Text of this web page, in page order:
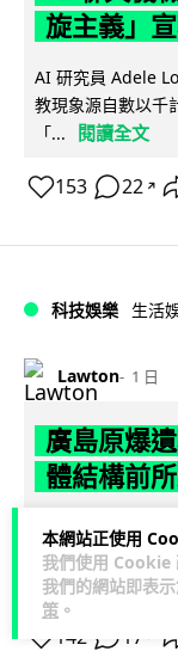
本網站正使用
我們使用 Cookie
我們的網站即表
策 。
旋主義」
AI 研究員 Adele
教現象源自數以千
「...
閱讀全文
153 22 ↗
科技娛樂 生活
Lawton 1 日
廣島原爆
體結構前
科學家在廣島原爆
元素合金，由鐵、
體結構獨特。研
142 17 ↗